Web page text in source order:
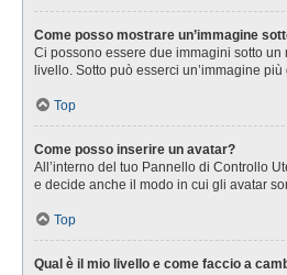
Come posso mostrare un’immagine
Ci possono essere due immagini sotto
livello. Sotto può esserci un’immagine
Top
Come posso inserire un avatar?
All’interno del tuo Pannello di Controllo
e decide anche il modo in cui gli avatar
Top
Qual è il mio livello e come faccio a